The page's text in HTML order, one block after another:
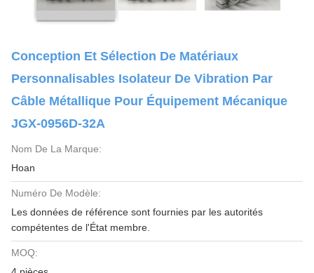
Conception Et Sélection De Matériaux
Personnalisables Isolateur De Vibration Par
Câble Métallique Pour Équipement Mécanique
JGX-0956D-32A
Nom De La Marque:
Hoan
Numéro De Modèle:
Les données de référence sont fournies par les autorités
compétentes de l'État membre.
MOQ: